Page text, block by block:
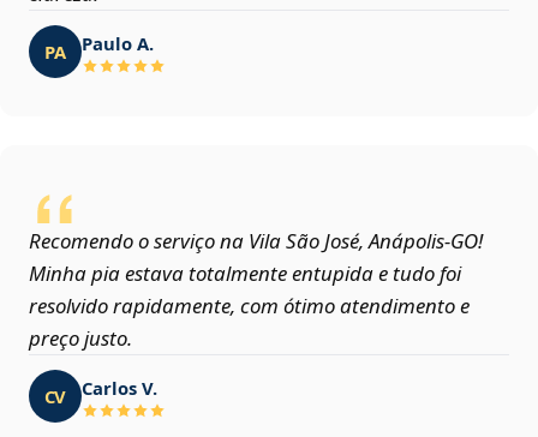
PA Paulo A.
Recomendo o serviço na Vila São José, Anápolis‑GO!
Minha pia estava totalmente entupida e tudo foi
resolvido rapidamente, com ótimo atendimento e
preço justo.
CV Carlos V.